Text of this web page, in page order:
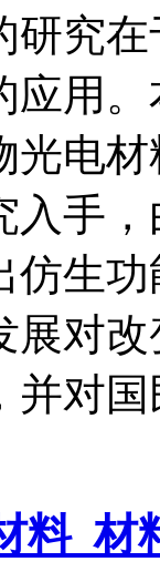
研究
应用
光电
入手
仿生
展对
并对
料_材